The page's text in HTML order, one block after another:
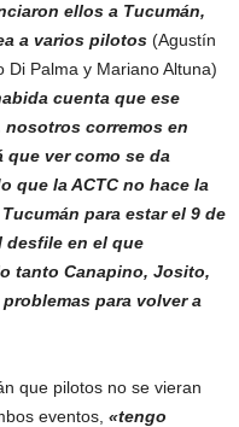
ellos a Tucumán,
a varios pilotos (Agustín
Palma y Mariano Altuna)
cuenta que ese
corremos en
que ver como se da
que la ACTC no hace la
para estar el 9 de
desfile en el que
tanto Canapino, Josito,
para volver a
que pilotos no se vieran
eventos, «tengo